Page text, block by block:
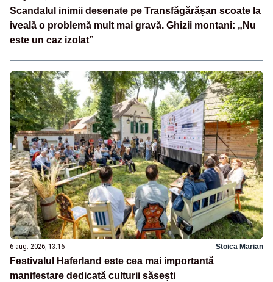
Scandalul inimii desenate pe Transfăgărășan scoate la
iveală o problemă mult mai gravă. Ghizii montani: „Nu
este un caz izolat”
6 aug. 2026, 13:16 Stoica Marian
Festivalul Haferland este cea mai importantă
manifestare dedicată culturii săsești